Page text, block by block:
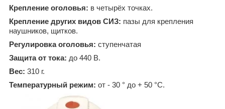
Крепление оголовья: в четырёх точках.
Крепление других видов СИЗ: пазы для крепления
наушников, щитков.
Регулировка оголовья: ступенчатая
Защита от тока: до 440 В.
Вес: 310 г.
Температурный режим: от - 30 ° до + 50 °С.